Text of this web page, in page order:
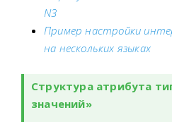
N3
Пример настройки
на нескольких языках
Структура атрибута
значений»